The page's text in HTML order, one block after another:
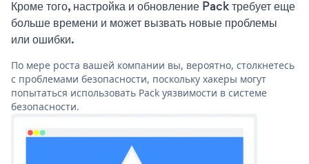
Кроме того, настройка и обновление Pack требует еще
больше времени и может вызвать новые проблемы
или ошибки.
По мере роста вашей компании вы, вероятно, столкнетесь
с проблемами безопасности, поскольку хакеры могут
попытаться использовать Pack уязвимости в системе
безопасности.